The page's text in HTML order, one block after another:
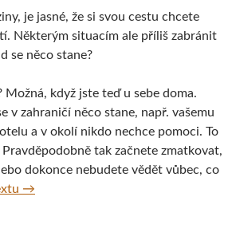
je jasné, že si svou cestu chcete
Některým situacím ale příliš zabránit
se něco stane?
když jste teď u sebe doma.
v zahraničí něco stane, např. vašemu
a v okolí nikdo nechce pomoci. To
tak začnete zmatkovat,
dokonce nebudete vědět vůbec, co
Jak postupovat, když se v zahraničí
→